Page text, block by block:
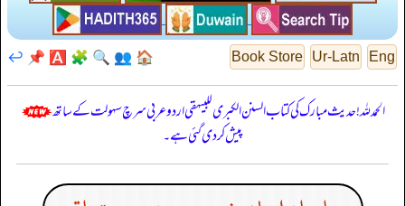
Eng
Ur-Latn
Book Store
🏠
👥
🔍
🧩
🅰️
📌
↩️
الحمدللہ! حدیث مبارک کی کتاب السنن الكبرى للبيهقي اردو عربی سرچ سہولت کے ساتھ
پیش کر دی گئی ہے۔